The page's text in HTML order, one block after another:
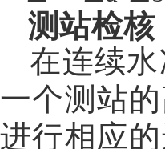
测站检核
在连续
一个测站
进行相应